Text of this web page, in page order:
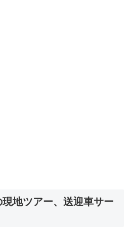
地ツアー、送迎車サー